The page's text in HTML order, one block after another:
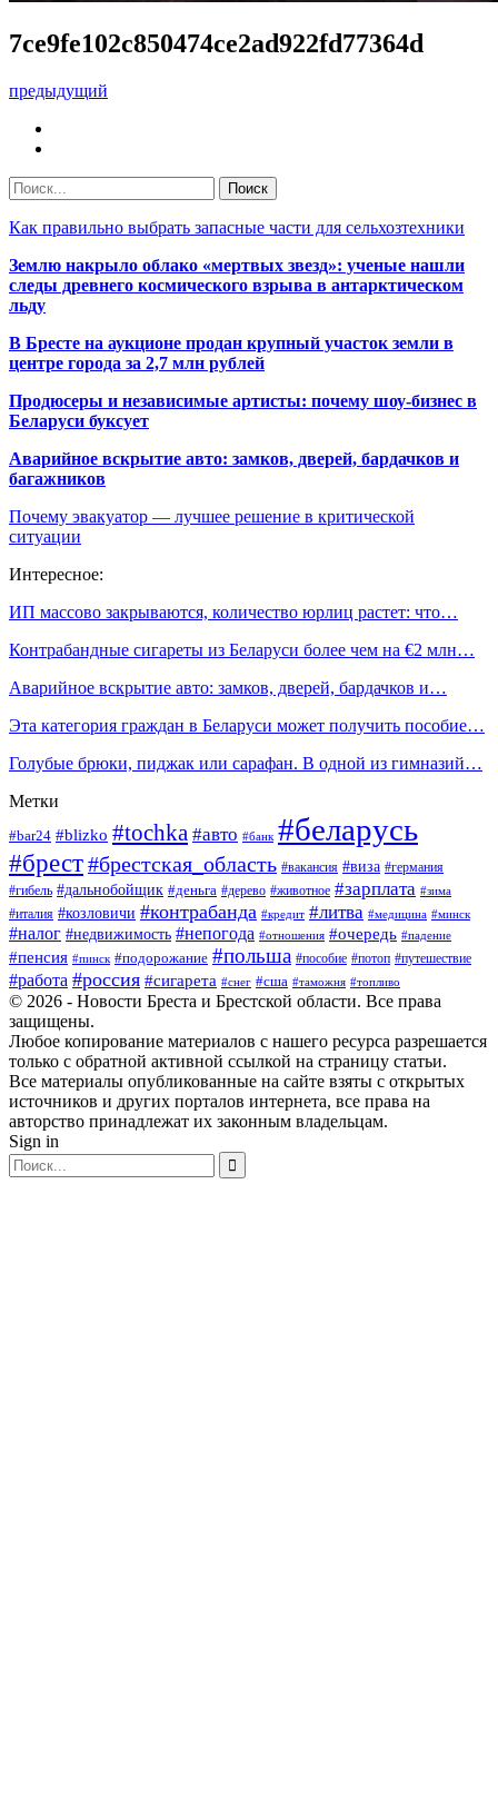
7ce9fe102c850474ce2ad922fd77364d
предыдущий
Как правильно выбрать запасные части для сельхозтехники
Землю накрыло облако «мертвых звезд»: ученые нашли
следы древнего космического взрыва в антарктическом
льду
В Бресте на аукционе продан крупный участок земли в
центре города за 2,7 млн рублей
Продюсеры и независимые артисты: почему шоу-бизнес в
Беларуси буксует
Аварийное вскрытие авто: замков, дверей, бардачков и
багажников
Почему эвакуатор — лучшее решение в критической
ситуации
Интересное:
ИП массово закрываются, количество юрлиц растет: что…
Контрабандные сигареты из Беларуси более чем на €2 млн…
Аварийное вскрытие авто: замков, дверей, бардачков и…
Эта категория граждан в Беларуси может получить пособие…
Голубые брюки, пиджак или сарафан. В одной из гимназий…
Метки
#bar24 #blizko #tochka #авто #банк #беларусь
#брест#брестская_область #вакансия #виза #германия
#гибель #дальнобойщик #деньга #дерево #животное #зарплата #зима
#италия #козловичи #контрабанда #кредит #литва #медицина #минск
#налог #недвижимость #непогода #отношения #очередь #падение
#пенсия #пинск #подорожание #польша #пособие #потоп #путешествие
#работа #россия #сигарета #снег #сша #таможня #топливо
© 2026 - Новости Бреста и Брестской области. Все права
защищены.
Любое копирование материалов с нашего ресурса разрешается
только с обратной активной ссылкой на страницу статьи.
Все материалы опубликованные на сайте взяты с открытых
источников и других порталов интернета, все права на
авторство принадлежат их законным владельцам.
Sign in